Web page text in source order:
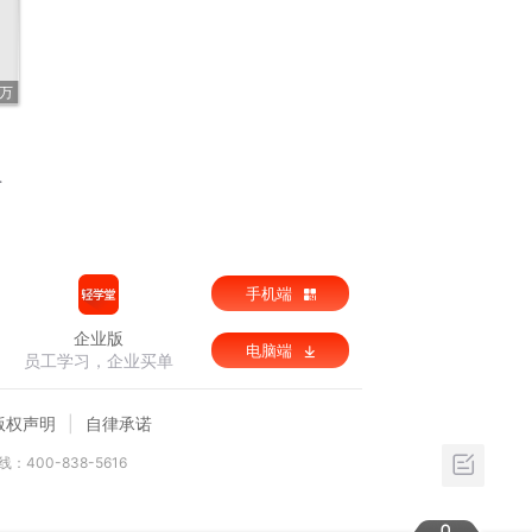
企业版
员工学习，企业买单
手机端
电脑端
权声明 自律承诺
：400-838-5616